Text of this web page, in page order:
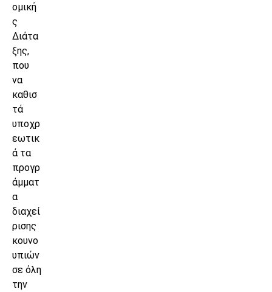
ομική
ς
Διάτα
ξης,
που
να
καθισ
τά
υποχρ
εωτικ
ά τα
προγρ
άμματ
α
διαχεί
ρισης
κουνο
υπιών
σε όλη
την